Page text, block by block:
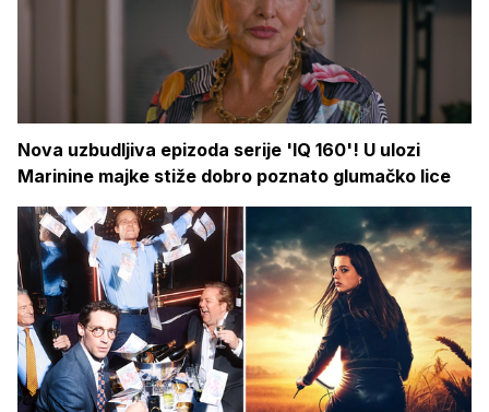
Nova uzbudljiva epizoda serije 'IQ 160'! U ulozi
Marinine majke stiže dobro poznato glumačko lice